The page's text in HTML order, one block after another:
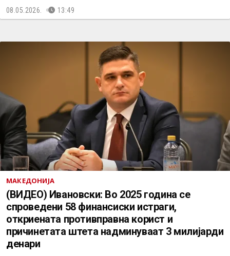
08.05.2026. 13:49
МАКЕДОНИЈА
(ВИДЕО) Ивановски: Во 2025 година се
спроведени 58 финансиски истраги,
откриената противправна корист и
причинетата штета надминуваат 3 милијарди
денари